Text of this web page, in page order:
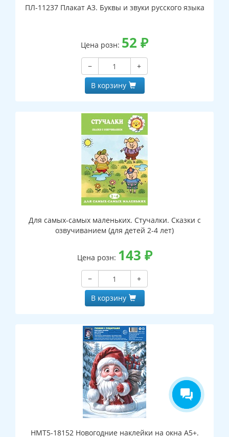
ПЛ-11237 Плакат А3. Буквы и звуки русского языка
Цена розн: 52 ₽
−
+
В корзину
Для самых-самых маленьких. Стучалки. Сказки с
озвучиванием (для детей 2-4 лет)
Цена розн: 143 ₽
−
+
В корзину
НМТ5-18152 Новогодние наклейки на окна А5+.